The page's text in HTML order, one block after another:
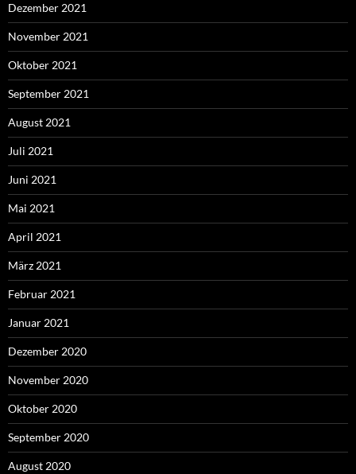
Dezember 2021
November 2021
Oktober 2021
September 2021
August 2021
Juli 2021
Juni 2021
Mai 2021
April 2021
März 2021
Februar 2021
Januar 2021
Dezember 2020
November 2020
Oktober 2020
September 2020
August 2020